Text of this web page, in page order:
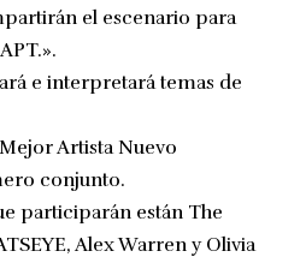
el escenario para
e interpretará temas de
Artista Nuevo
conjunto.
participarán están The
Alex Warren y Olivia